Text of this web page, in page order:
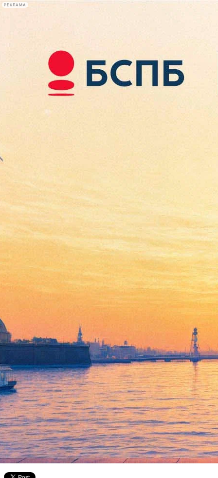
РЕКЛАМА
Сегодня:
2026.08.09
17:00
Афиша Plus
В Петербурге вспомнили
Игоря Талькова по случаю
25-летия со дня смерти
07 октября 2016,15:49 Версия для печати